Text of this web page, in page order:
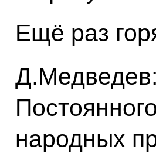
Ещё раз
народных